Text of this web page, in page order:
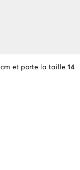
cm et porte la taille 14